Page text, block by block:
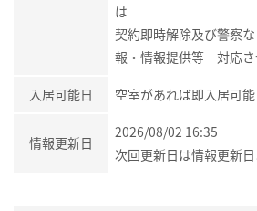
は
契約即時解除及び警察
報・情報提供等 対応さ
入居可能日 空室があれば即入居可能
情報更新日
2026/08/02 16:35
次回更新日は情報更新